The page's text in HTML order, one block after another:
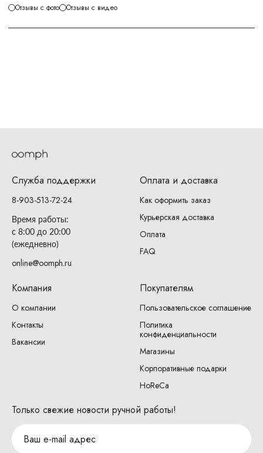
Отзывы с фото Отзывы с видео
Служба поддержки
8-903-513-72-24
Время работы:
с 8:00 до 20:00
(ежедневно)
online@oomph.ru
Оплата и доставка
Как оформить заказ
Курьерская доставка
Оплата
FAQ
Компания
О компании
Контакты
Вакансии
Покупателям
Пользовательское соглашение
Политика
конфиденциальности
Магазины
Корпоративные подарки
HoReCa
Только свежие новости ручной работы!